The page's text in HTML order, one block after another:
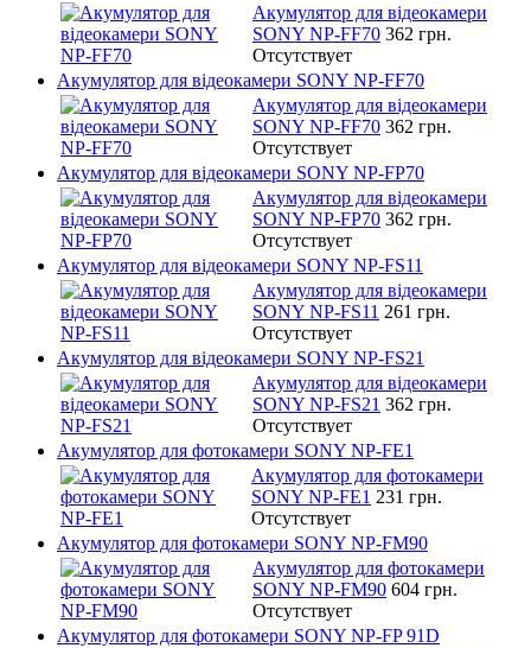
Акумулятор для відеокамери
SONY NP-FF70 362 грн.
Отсутствует
Акумулятор для відеокамери SONY NP-FF70
Акумулятор для відеокамери
SONY NP-FF70 362 грн.
Отсутствует
Акумулятор для відеокамери SONY NP-FP70
Акумулятор для відеокамери
SONY NP-FP70 362 грн.
Отсутствует
Акумулятор для відеокамери SONY NP-FS11
Акумулятор для відеокамери
SONY NP-FS11 261 грн.
Отсутствует
Акумулятор для відеокамери SONY NP-FS21
Акумулятор для відеокамери
SONY NP-FS21 362 грн.
Отсутствует
Акумулятор для фотокамери SONY NP-FE1
Акумулятор для фотокамери
SONY NP-FE1 231 грн.
Отсутствует
Акумулятор для фотокамери SONY NP-FM90
Акумулятор для фотокамери
SONY NP-FM90 604 грн.
Отсутствует
Акумулятор для фотокамери SONY NP-FP 91D